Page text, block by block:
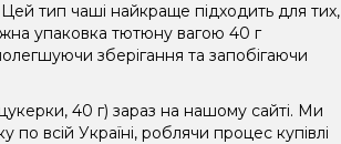
тип чаші найкраще підходить для тих,
упаковка тютюну вагою 40 г
зберігання та запобігаючи
40 г) зараз на нашому сайті. Ми
всій Україні, роблячи процес купівлі